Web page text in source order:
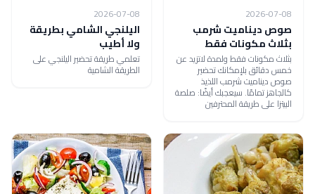
2026-07-08
صوص ديناميت شرمب
بثلاث مكونات فقط
بثلاث مكونات فقط ولمدة لاتزيد عن
خمس دقائق بلإمكانك تحضير
صوص ديناميت شرمب اللذيذ
كالجاهز تمامًا. سيعجبك أيضًا: صلصة
البيتزا على طريقة المحترفين
2026-07-08
اليلنجي الشامي بطريقة
ولا أطيب
تعلمي طريقة تحضير اليلنجي على
الطريقة الشامية